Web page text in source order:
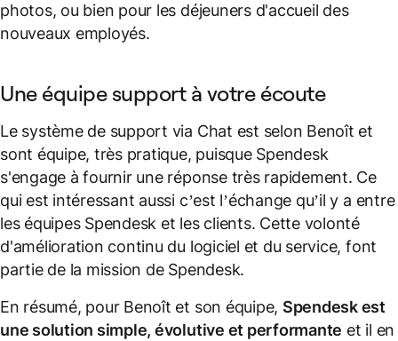
photos, ou bien pour les déjeuners d'accueil des
nouveaux employés.
Une équipe support à votre écoute
Le système de support via Chat est selon Benoît et
sont équipe, très pratique, puisque Spendesk
s'engage à fournir une réponse très rapidement. Ce
qui est intéressant aussi c’est l’échange qu’il y a entre
les équipes Spendesk et les clients. Cette volonté
d'amélioration continu du logiciel et du service, font
partie de la mission de Spendesk.
En résumé, pour Benoît et son équipe, Spendesk est
une solution simple, évolutive et performante et il en